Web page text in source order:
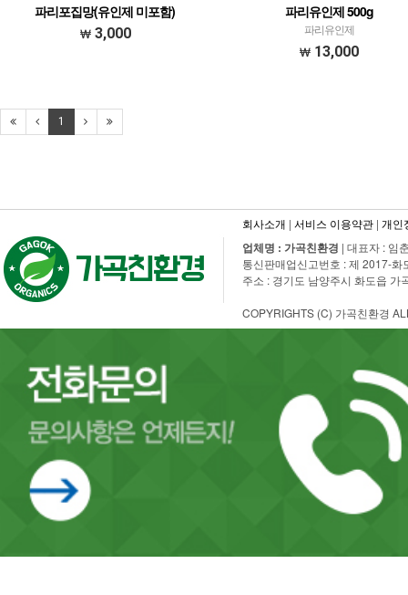
파리포집망(유인제 미포함)
3,000
파리유인제 500g
파리유인제
13,000
1
회사소개 | 서비스 이용약관 | 개인
업체명 : 가곡친환경 | 대표자 : 임
통신판매업신고번호 : 제 2017-
주소 : 경기도 남양주시 화도읍
COPYRIGHTS (C) 가곡친환경